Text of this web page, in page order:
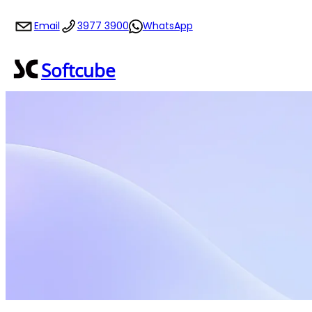
至
要
內
Email 3977 3900 WhatsApp
Softcube